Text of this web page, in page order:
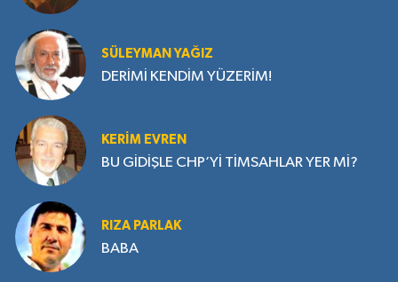
SÜLEYMAN YAĞIZ
DERİMİ KENDİM YÜZERİM!
KERIM EVREN
BU GİDİŞLE CHP’Yİ TİMSAHLAR YER Mİ?
RIZA PARLAK
BABA